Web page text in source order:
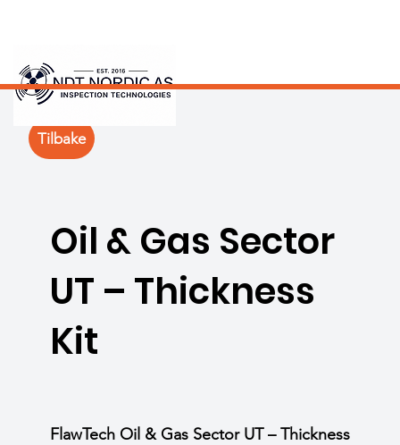
Oil & Gas Sector
UT – Thickness
Kit
FlawTech Oil & Gas Sector UT – Thickness
Tilbake